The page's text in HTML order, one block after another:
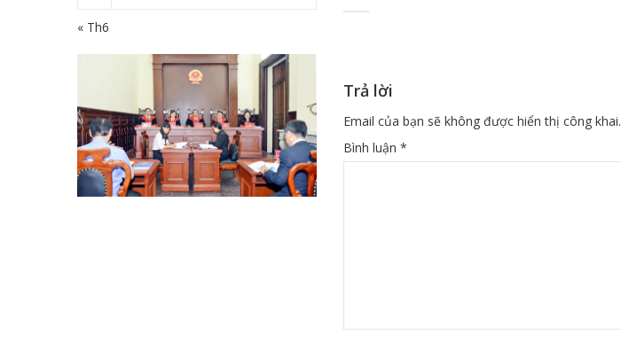
Trả lời
Email của bạn sẽ không được hiển thị công khai.
Bình luận *
« Th6